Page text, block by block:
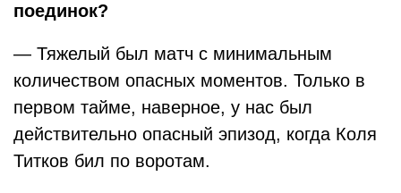
поединок?
— Тяжелый был матч с минимальным
количеством опасных моментов. Только в
первом тайме, наверное, у нас был
действительно опасный эпизод, когда Коля
Титков бил по воротам.